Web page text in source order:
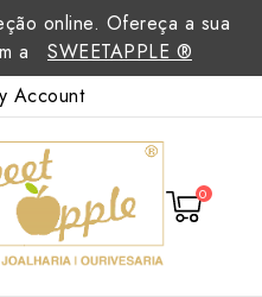
online. Ofereça a sua
a
SWEETAPPLE ®
Account
0